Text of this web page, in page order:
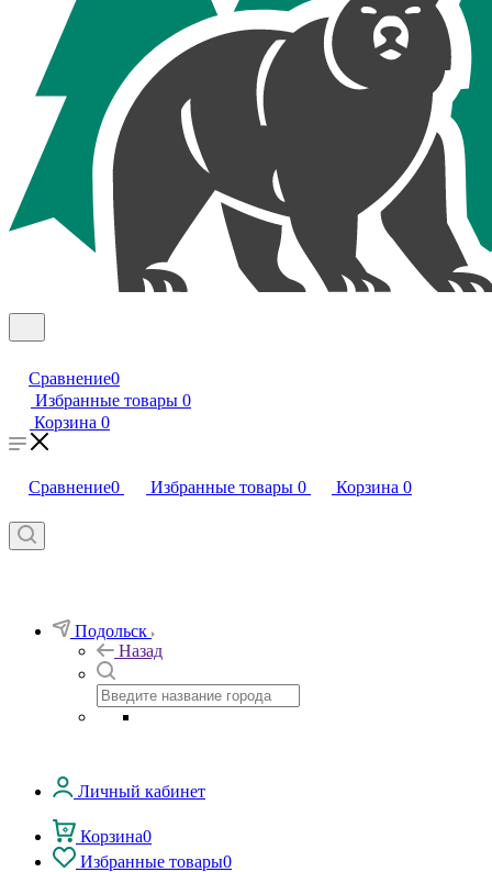
Сравнение0
Избранные товары 0
Корзина 0
Сравнение0 Избранные товары 0 Корзина 0
Подольск
Назад
Личный кабинет
Корзина0
Избранные товары0